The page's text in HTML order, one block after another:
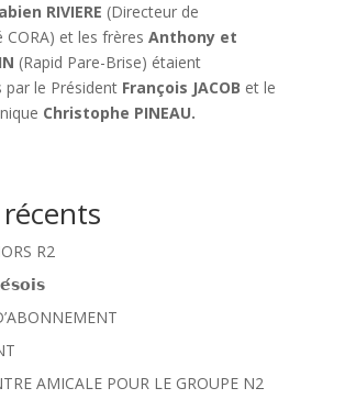
RIVIERE (Directeur de
CORA) et les frères Anthony et
(Rapid Pare-Brise) étaient
par le Président François JACOB et le
Christophe PINEAU.
R2
AMICALE POUR LE GROUPE N2